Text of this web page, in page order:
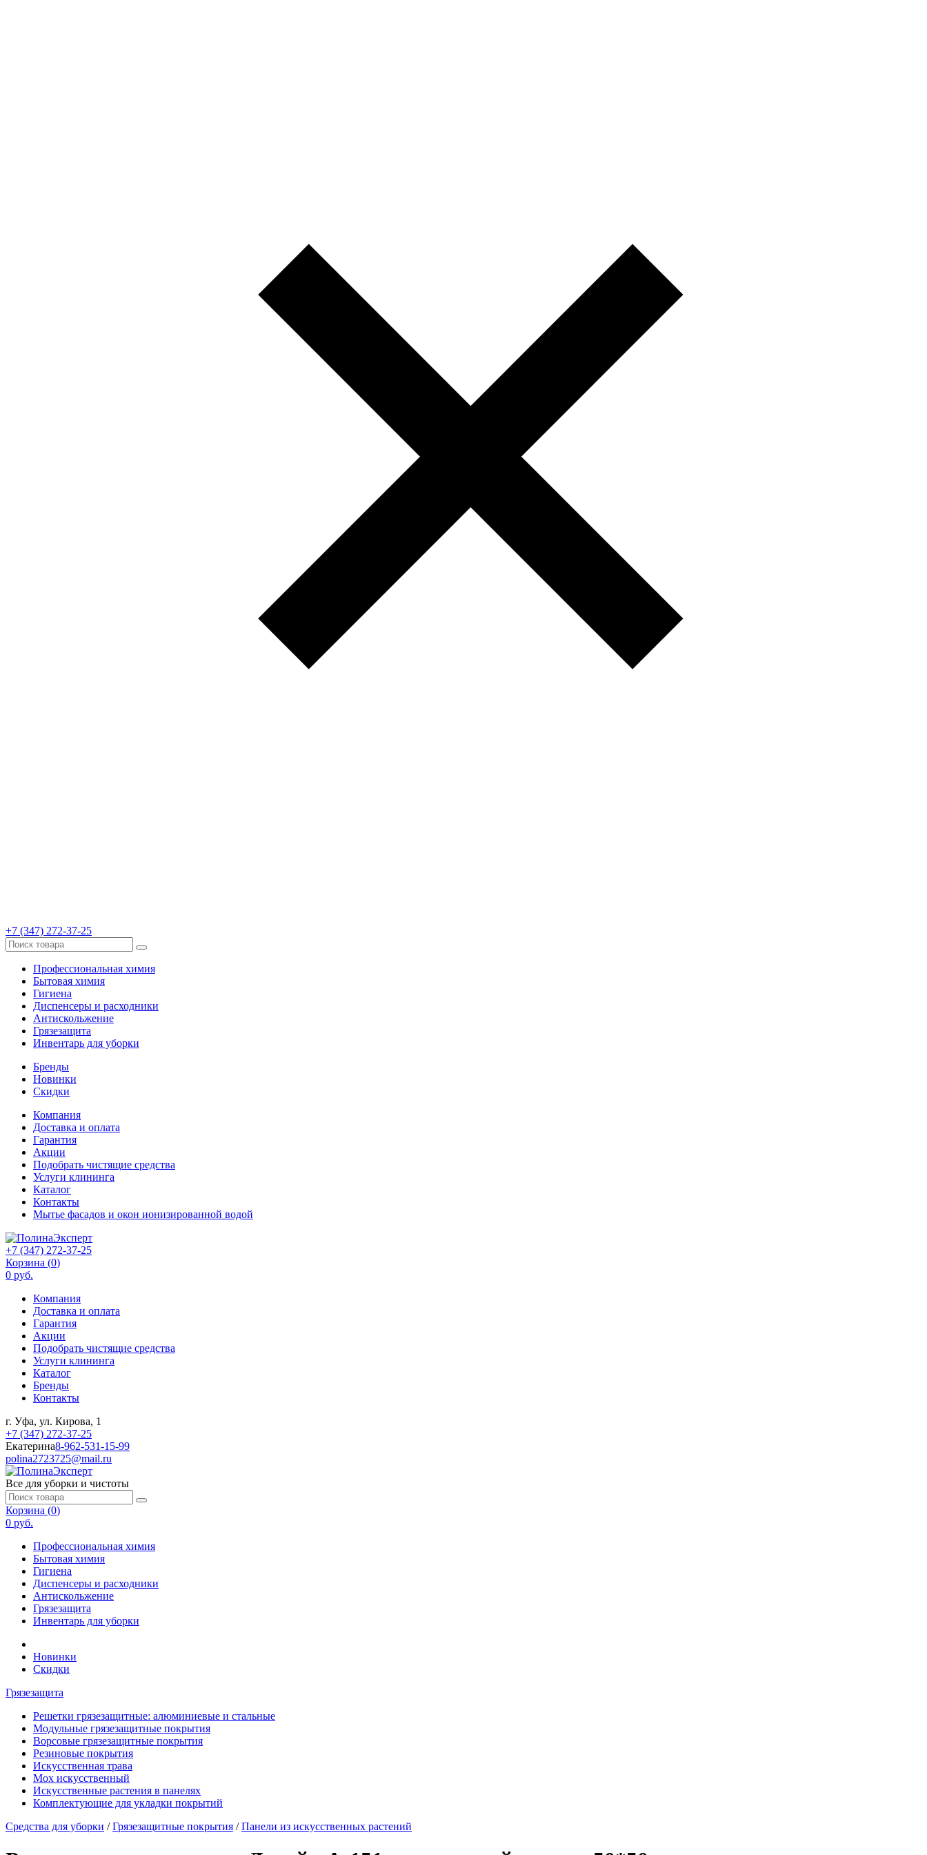
+7 (347) 272-37-25
Профессиональная химия
Бытовая химия
Гигиена
Диспенсеры и расходники
Антискольжение
Грязезащита
Инвентарь для уборки
Бренды
Новинки
Скидки
Компания
Доставка и оплата
Гарантия
Акции
Подобрать чистящие средства
Услуги клининга
Каталог
Контакты
Мытье фасадов и окон ионизированной водой
+7 (347) 272-37-25
Корзина (0)
0 руб.
Компания
Доставка и оплата
Гарантия
Акции
Подобрать чистящие средства
Услуги клининга
Каталог
Бренды
Контакты
г. Уфа, ул. Кирова, 1
+7 (347) 272-37-25
Екатерина8-962-531-15-99
polina2723725@mail.ru
Все для уборки и чистоты
Корзина (0)
0 руб.
Профессиональная химия
Бытовая химия
Гигиена
Диспенсеры и расходники
Антискольжение
Грязезащита
Инвентарь для уборки
Новинки
Скидки
Грязезащита
Решетки грязезащитные: алюминиевые и стальные
Модульные грязезащитные покрытия
Ворсовые грязезащитные покрытия
Резиновые покрытия
Искусственная трава
Мох искусственный
Искусственные растения в панелях
Комплектующие для укладки покрытий
Средства для уборки /Грязезащитные покрытия /Панели из искусственных растений